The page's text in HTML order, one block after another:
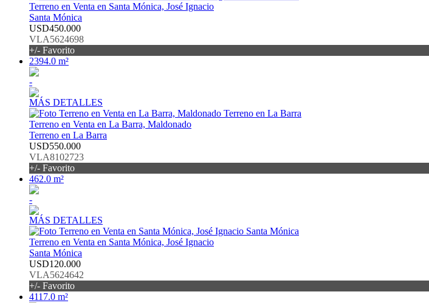
Terreno en Venta en Santa Mónica, José Ignacio
Santa Mónica
USD450.000
VLA5624698
+/- Favorito
2394.0 m²
-
MÁS DETALLES
Terreno en Venta en La Barra, Maldonado
Terreno en La Barra
USD550.000
VLA8102723
+/- Favorito
462.0 m²
-
MÁS DETALLES
Terreno en Venta en Santa Mónica, José Ignacio
Santa Mónica
USD120.000
VLA5624642
+/- Favorito
4117.0 m²